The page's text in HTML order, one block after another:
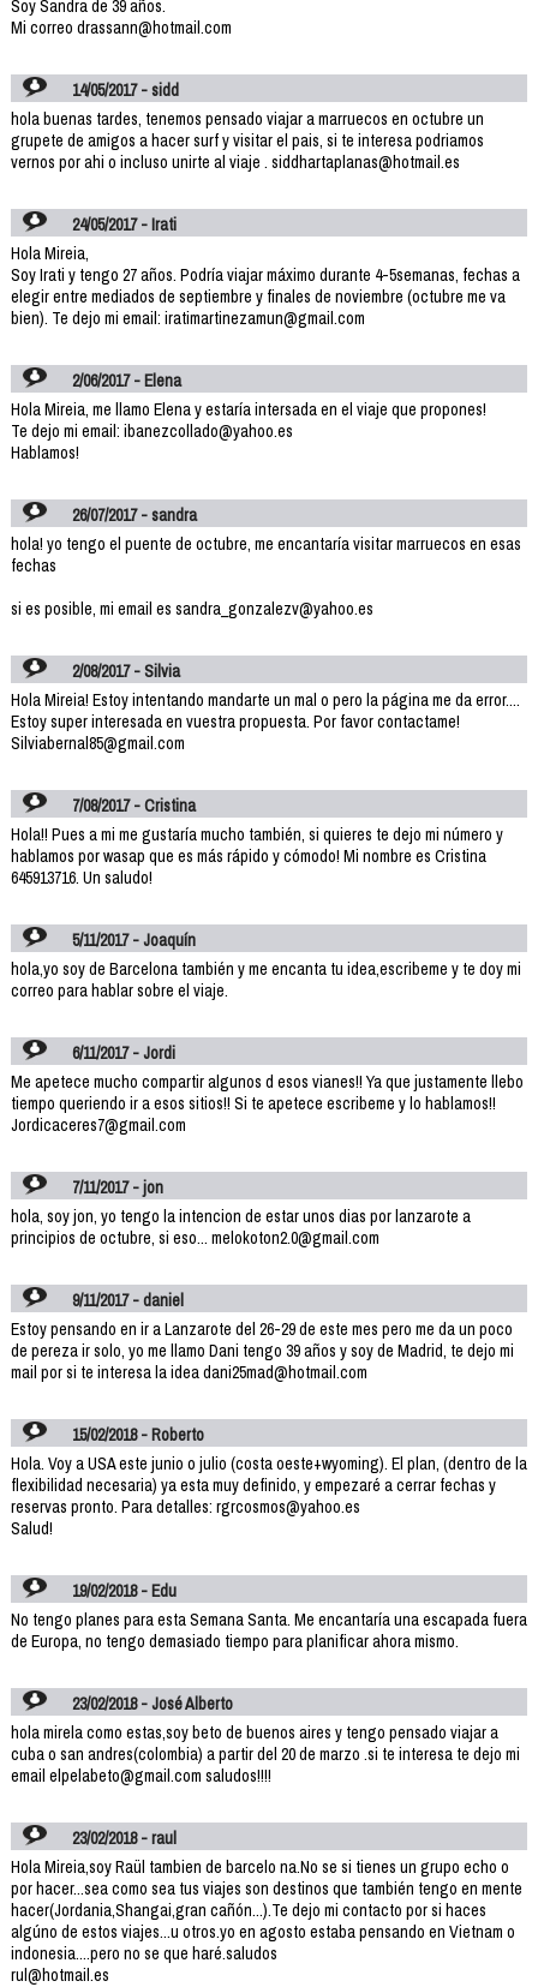
Soy Sandra de 39 años.
Mi correo drassann@hotmail.com
14/05/2017 - sidd
hola buenas tardes, tenemos pensado viajar a marruecos en octubre un
grupete de amigos a hacer surf y visitar el pais, si te interesa podriamos
vernos por ahi o incluso unirte al viaje . siddhartaplanas@hotmail.es
24/05/2017 - Irati
Hola Mireia,
Soy Irati y tengo 27 años. Podría viajar máximo durante 4-5semanas, fechas a
elegir entre mediados de septiembre y finales de noviembre (octubre me va
bien). Te dejo mi email: iratimartinezamun@gmail.com
2/06/2017 - Elena
Hola Mireia, me llamo Elena y estaría intersada en el viaje que propones!
Te dejo mi email: ibanezcollado@yahoo.es
Hablamos!
26/07/2017 - sandra
hola! yo tengo el puente de octubre, me encantaría visitar marruecos en esas
fechas
si es posible, mi email es sandra_gonzalezv@yahoo.es
2/08/2017 - Silvia
Hola Mireia! Estoy intentando mandarte un mal o pero la página me da error....
Estoy super interesada en vuestra propuesta. Por favor contactame!
Silviabernal85@gmail.com
7/08/2017 - Cristina
Hola!! Pues a mi me gustaría mucho también, si quieres te dejo mi número y
hablamos por wasap que es más rápido y cómodo! Mi nombre es Cristina
645913716. Un saludo!
5/11/2017 - Joaquín
hola,yo soy de Barcelona también y me encanta tu idea,escribeme y te doy mi
correo para hablar sobre el viaje.
6/11/2017 - Jordi
Me apetece mucho compartir algunos d esos vianes!! Ya que justamente llebo
tiempo queriendo ir a esos sitios!! Si te apetece escribeme y lo hablamos!!
Jordicaceres7@gmail.com
7/11/2017 - jon
hola, soy jon, yo tengo la intencion de estar unos dias por lanzarote a
principios de octubre, si eso... melokoton2.0@gmail.com
9/11/2017 - daniel
Estoy pensando en ir a Lanzarote del 26-29 de este mes pero me da un poco
de pereza ir solo, yo me llamo Dani tengo 39 años y soy de Madrid, te dejo mi
mail por si te interesa la idea dani25mad@hotmail.com
15/02/2018 - Roberto
Hola. Voy a USA este junio o julio (costa oeste+wyoming). El plan, (dentro de la
flexibilidad necesaria) ya esta muy definido, y empezaré a cerrar fechas y
reservas pronto. Para detalles: rgrcosmos@yahoo.es
Salud!
19/02/2018 - Edu
No tengo planes para esta Semana Santa. Me encantaría una escapada fuera
de Europa, no tengo demasiado tiempo para planificar ahora mismo.
23/02/2018 - José Alberto
hola mirela como estas,soy beto de buenos aires y tengo pensado viajar a
cuba o san andres(colombia) a partir del 20 de marzo .si te interesa te dejo mi
email elpelabeto@gmail.com saludos!!!!
23/02/2018 - raul
Hola Mireia,soy Raül tambien de barcelo na.No se si tienes un grupo echo o
por hacer...sea como sea tus viajes son destinos que también tengo en mente
hacer(Jordania,Shangai,gran cañón...).Te dejo mi contacto por si haces
algúno de estos viajes...u otros.yo en agosto estaba pensando en Vietnam o
indonesia....pero no se que haré.saludos
rul@hotmail.es